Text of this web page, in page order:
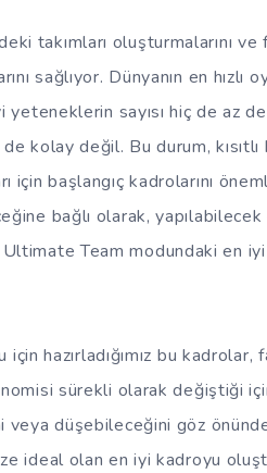
takımları oluşturmalarını
sağlıyor. Dünyanın en hızlı
sayısı hiç de az
kolay değil. Bu durum,
başlangıç kadrolarını
bağlı olarak, yapılabilecek
Team modundaki en iyi
hazırladığımız bu kadrolar,
sürekli olarak değiştiği
veya düşebileceğini göz
ideal olan en iyi kadroyu